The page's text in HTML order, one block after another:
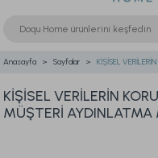
Anasayfa Sayfalar KİŞİSEL
KİŞİSEL VERİLERİN
MÜŞTERİ AYDINLATMA